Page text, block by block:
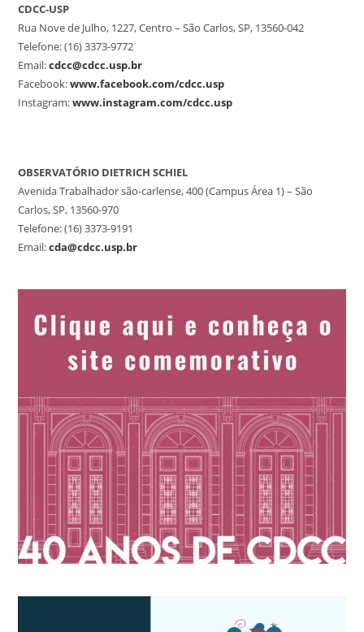
CDCC-USP
Rua Nove de Julho, 1227, Centro – São Carlos, SP, 13560-042
Telefone: (16) 3373-9772
Email:cdcc@cdcc.usp.br
Facebook:www.facebook.com/cdcc.usp
Instagram:www.instagram.com/cdcc.usp
OBSERVATÓRIO DIETRICH SCHIEL
Avenida Trabalhador são-carlense, 400 (Campus Área 1) – São
Carlos, SP, 13560-970
Telefone: (16) 3373-9191
Email:cda@cdcc.usp.br